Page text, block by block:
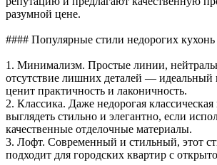
разумной цене.
#### Популярные стили недорогих кухонь
1. Минимализм. Простые линии,
отсутствие лишних деталей — идеальный
ценит практичность и лаконичность.
2. Классика. Даже недорогая классическая
выглядеть стильно и элегантно, если
качественные отделочные материалы.
3. Лофт. Современный и стильный, этот
подходит для городских квартир с